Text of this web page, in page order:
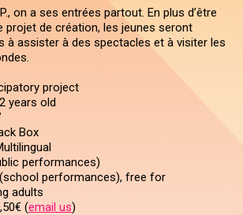
on a ses entrées partout. En plus d’être
projet de création, les jeunes seront
à assister à des spectacles et à visiter les
project
years old
Box
performances)
performances), free for
adults
(email us)